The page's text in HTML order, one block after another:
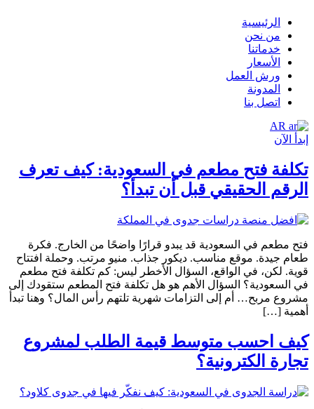
الرئيسية
من نحن
خدماتنا
الأسعار
ورش العمل
المدونة
اتصل بنا
AR
إبدأ الآن
تكلفة فتح مطعم في السعودية: كيف تعرف
الرقم الحقيقي قبل أن تبدأ؟
فتح مطعم في السعودية قد يبدو قرارًا واضحًا من الخارج. فكرة
طعام جيدة. موقع مناسب. ديكور جذاب. منيو مرتب. وحملة افتتاح
قوية. لكن، في الواقع، السؤال الأخطر ليس: كم تكلفة فتح مطعم
في السعودية؟ السؤال الأهم هو هل تكلفة فتح المطعم ستقودك إلى
مشروع مربح… أم إلى التزامات شهرية تلتهم رأس المال؟ وهنا تبدأ
أهمية […]
كيف احسب متوسط قيمة الطلب لمشروع
تجارة الكترونية؟